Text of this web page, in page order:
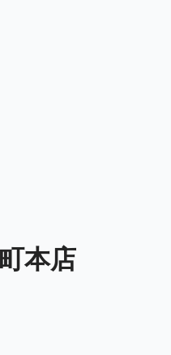
本店